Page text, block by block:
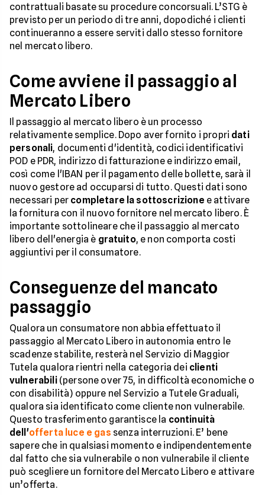
contrattuali basate su procedure concorsuali. L’STG è
previsto per un periodo di tre anni, dopodiché i clienti
continueranno a essere serviti dallo stesso fornitore
nel mercato libero.
Come avviene il passaggio al
Mercato Libero
Il passaggio al mercato libero è un processo
relativamente semplice. Dopo aver fornito i propri dati
personali, documenti d'identità, codici identificativi
POD e PDR, indirizzo di fatturazione e indirizzo email,
così come l'IBAN per il pagamento delle bollette, sarà il
nuovo gestore ad occuparsi di tutto. Questi dati sono
necessari per completare la sottoscrizione e attivare
la fornitura con il nuovo fornitore nel mercato libero. È
importante sottolineare che il passaggio al mercato
libero dell'energia è gratuito, e non comporta costi
aggiuntivi per il consumatore.
Conseguenze del mancato
passaggio
Qualora un consumatore non abbia effettuato il
passaggio al Mercato Libero in autonomia entro le
scadenze stabilite, resterà nel Servizio di Maggior
Tutela qualora rientri nella categoria dei clienti
vulnerabili(persone over 75, in difficoltà economiche o
con disabilità) oppure nel Servizio a Tutele Graduali,
qualora sia identificato come cliente non vulnerabile.
Questo trasferimento garantisce la continuità
dell'offerta luce e gas senza interruzioni. E’ bene
sapere che in qualsiasi momento e indipendentemente
dal fatto che sia vulnerabile o non vulnerabile il cliente
può scegliere un fornitore del Mercato Libero e attivare
un’offerta.